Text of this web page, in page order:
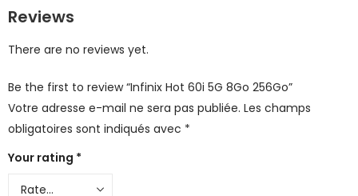
Reviews
There are no reviews yet.
Be the first to review “Infinix Hot 60i 5G 8Go 256Go”
Votre adresse e-mail ne sera pas publiée. Les champs
obligatoires sont indiqués avec *
Your rating *